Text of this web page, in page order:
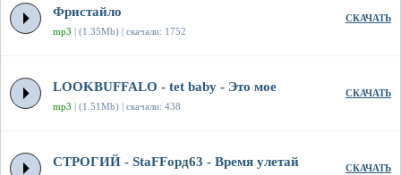
Фристайло
mp3 | (1.35Mb) | скачали: 1752
СКАЧАТЬ
LOOKBUFFALO - tet baby - Это мое
mp3 | (1.51Mb) | скачали: 438
СКАЧАТЬ
СТРОГИЙ - StaFFорд63 - Время улетай СКАЧАТЬ